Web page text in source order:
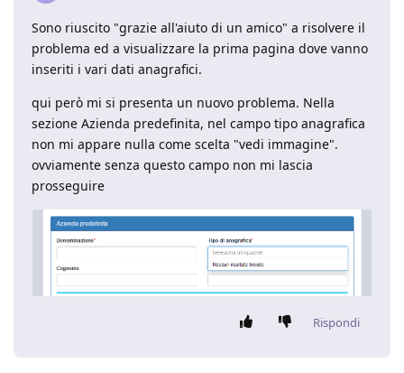
Sono riuscito "grazie all'aiuto di un amico" a risolvere il
problema ed a visualizzare la prima pagina dove vanno
inseriti i vari dati anagrafici.
qui però mi si presenta un nuovo problema. Nella
sezione Azienda predefinita, nel campo tipo anagrafica
non mi appare nulla come scelta "vedi immagine".
ovviamente senza questo campo non mi lascia
prosseguire
Rispondi